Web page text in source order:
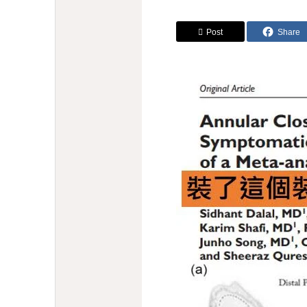
Post Share